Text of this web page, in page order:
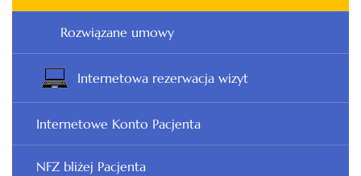
Rozwiązane umowy
Internetowa rezerwacja wizyt
Internetowe Konto Pacjenta
NFZ bliżej Pacjenta